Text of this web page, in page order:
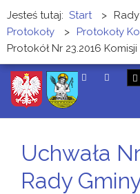
Jesteś tutaj: Start > Rady
Protokoły
> Protokoły
Protokół Nr 23.2016
Uchwała
Rady